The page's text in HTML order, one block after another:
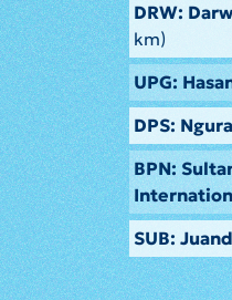
DRW:
km)
UPG:
DPS:
BPN:
SUB: